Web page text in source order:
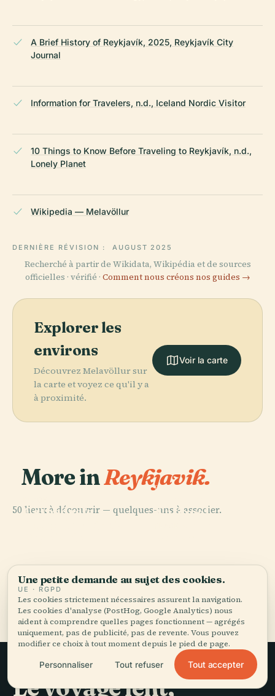
A Brief History of Reykjavík, 2025, Reykjavík City
Journal
Information for Travelers, n.d., Iceland Nordic Visitor
10 Things to Know Before Traveling to Reykjavík, n.d.,
Lonely Planet
Wikipedia — Melavöllur
DERNIÈRE RÉVISION : AUGUST 2025
Recherché à partir de Wikidata, Wikipédia et de sources
officielles · vérifié · Comment nous créons nos guides →
Explorer les
environs
Découvrez Melavöllur sur
la carte et voyez ce qu'il y a
à proximité.
Voir la carte
More inReykjavik.
50 lieux à découvrir — quelques-uns à associer.
PLACE
PLACE
National
Cathédrale
Tous les 50 lieux de Reykjavik
Le voyage lent,
Une petite demande au sujet des cookies.
UE · RGPD
Les cookies strictement nécessaires assurent la navigation.
Les cookies d'analyse (PostHog, Google Analytics) nous
aident à comprendre quelles pages fonctionnent — agrégés
uniquement, pas de publicité, pas de revente. Vous pouvez
modifier ce choix à tout moment depuis le pied de page.
Personnaliser Tout refuser Tout accepter